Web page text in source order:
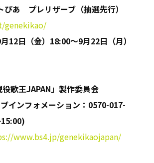
ぴあ プレリザーブ（抽選先行）
genekikao/
月12日（金） 18:00～9月22日（月）
役歌王JAPAN」製作委員会
インフォメーション： 0570-017-
www.bs4.jp/genekikaojapan/